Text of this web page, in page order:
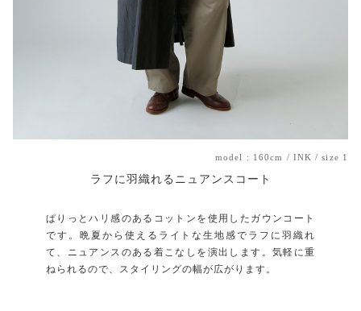
model : 160cm / INK / size 1
ラフに羽織れるニュアンスコート
ぱりっとハリ感のあるコットンを使用したガウンコート
です。晩夏から使えるライトな生地感でラフに羽織れ
て、ニュアンスのある着こなしを演出します。気軽に重
ねられるので、スタイリングの幅が広がります。